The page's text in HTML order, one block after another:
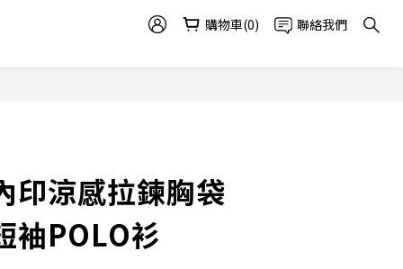
購物車(0) 聯絡我們
印涼感拉鍊胸袋
袖POLO衫